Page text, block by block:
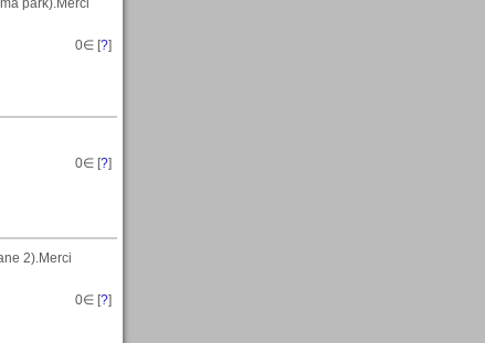
park).Merci
0∈ [?]
0∈ [?]
2).Merci
0∈ [?]